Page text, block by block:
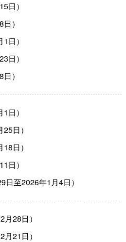
日）
）
日）
日）
）
日）
日）
日）
日）
至2026年1月4日）
28日）
21日）